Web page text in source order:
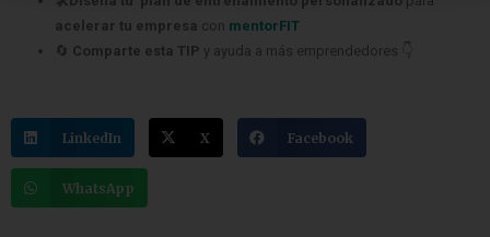
acelerar tu empresa con mentorFIT
🔄 Comparte esta TIP y ayuda a más emprendedores 👇
LinkedIn X Facebook
WhatsApp